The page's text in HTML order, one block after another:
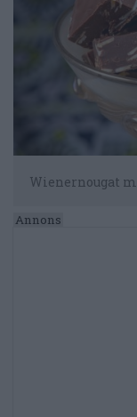
Wienernougat